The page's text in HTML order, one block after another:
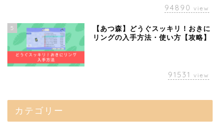
94890 view
5
【あつ森】どうぐスッキリ！おきに
リングの入手方法・使い方【攻略】
91531 view
カテゴリー